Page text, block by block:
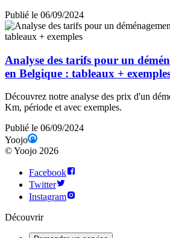
Publié le 06/09/2024
Analyse des tarifs pour un
en Belgique : tableaux +
Découvrez notre analyse des prix d'un
Km, période et avec exemples.
Publié le 06/09/2024
Yoojo
©Yoojo 2026
Facebook
Twitter
Instagram
Découvrir